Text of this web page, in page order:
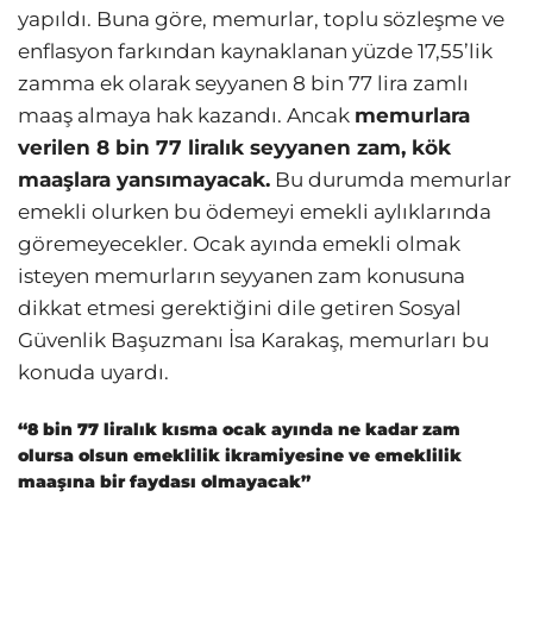
yapıldı. Buna göre, memurlar, toplu sözleşme ve
enflasyon farkından kaynaklanan yüzde 17,55’lik
zamma ek olarak seyyanen 8 bin 77 lira zamlı
maaş almaya hak kazandı. Ancak memurlara
verilen 8 bin 77 liralık seyyanen zam, kök
maaşlara yansımayacak. Bu durumda memurlar
emekli olurken bu ödemeyi emekli aylıklarında
göremeyecekler. Ocak ayında emekli olmak
isteyen memurların seyyanen zam konusuna
dikkat etmesi gerektiğini dile getiren Sosyal
Güvenlik Başuzmanı İsa Karakaş, memurları bu
konuda uyardı.
“8 bin 77 liralık kısma ocak ayında ne kadar zam
olursa olsun emeklilik ikramiyesine ve emeklilik
maaşına bir faydası olmayacak”